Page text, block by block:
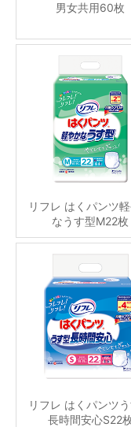
男女共用60枚
リフレ はくパンツ
なうす型M22枚
リフレ はくパンツ
長時間安心S22